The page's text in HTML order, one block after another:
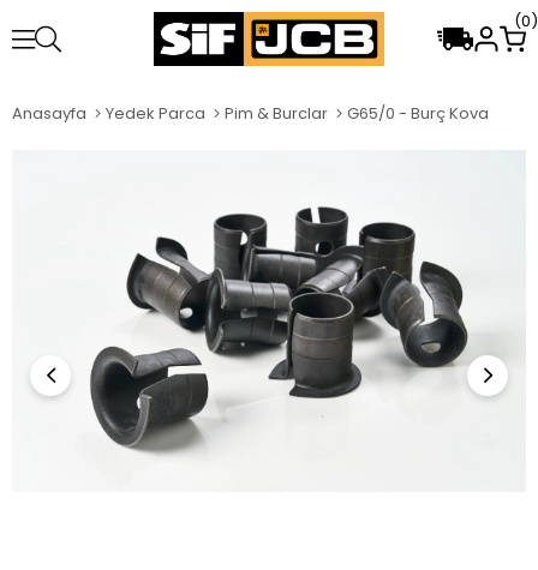
0
Anasayfa Yedek Parca Pim & Burclar G65/0 - Burç Kova